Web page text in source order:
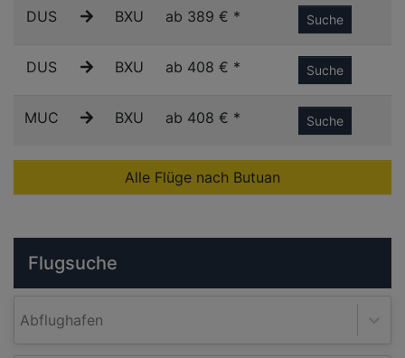
DUS BXU ab 389 € * Suche
DUS BXU ab 408 € * Suche
MUC BXU ab 408 € * Suche
Alle Flüge nach Butuan
Flugsuche
Abflughafen